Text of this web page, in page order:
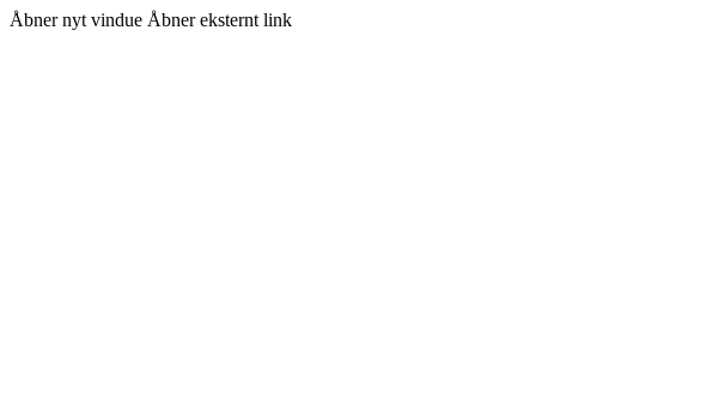
Åbner nyt vindue Åbner eksternt link